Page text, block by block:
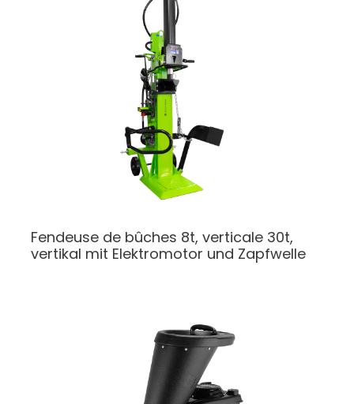
Fendeuse de bûches 8t, verticale 30t,
vertikal mit Elektromotor und Zapfwelle